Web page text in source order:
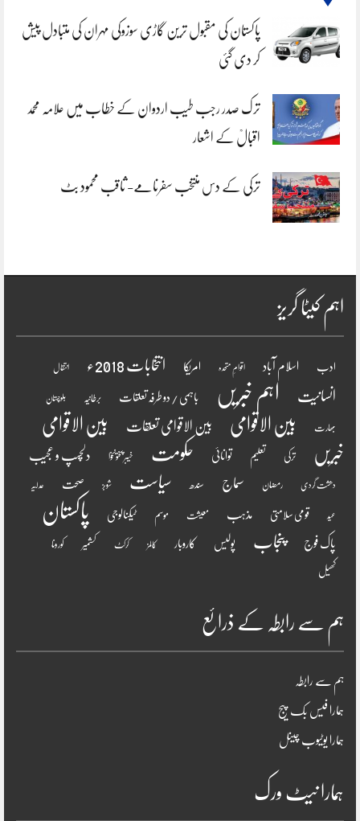
پاکستان کی مقبول ترین گاڑی سوزوکی مہران کی متبادل پیش
کر دی گئی
ترک صدر رجب طیب اردوان کے خطاب میں علامہ محمد
اقبالؒ کے اشعار
ترکی کے دس منتخب سفرنامے- ثاقب محمود بٹ
اہم کیٹا گریز
ادب اسلام آباد اقوامِ متحدہ امریکا انتخابات 2018ء انتقال
انسانیت اہم خبریں باہمی / دو طرفہ تعلقات برطانیہ بلوچستان
بھارت بین الاقوامی بین الاقوامی تعلقات
بین الاقوامی
خبریں
ترکی تعلیم توانائی حکومت خیبر پختونخوا دلچسپ و عجیب
دھشت گردی رمضان سماج سندھ سیاست شوبز صحت عدلیہ
عید قومی سلامتی مذہب معیشت موسم ٹیکنالوجی پاکستان
پاک فوج پنجاب پولیس کاروبار کالمز کرکٹ کشمیر کورونا
کھیل
ہم سے رابطہ کے ذرائع
ہم سے رابطہ
ہمارا فیس بک پیج
ہمارا یوٹیوب چینل
ہمارا نیٹ ورک